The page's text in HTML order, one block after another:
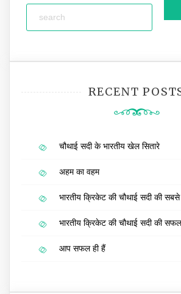
RECENT
चौथाई सदी के भारतीय खेल सितारे
अहम का वहम
भारतीय क्रिकेट की चौथाई सदी की
भारतीय क्रिकेट की चौथाई सदी की
आप सफल ही हैं